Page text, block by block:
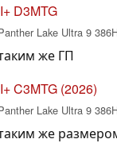
D3MTG
Lake Ultra 9
же ГП
C3MTG (2026)
Lake Ultra 9
же